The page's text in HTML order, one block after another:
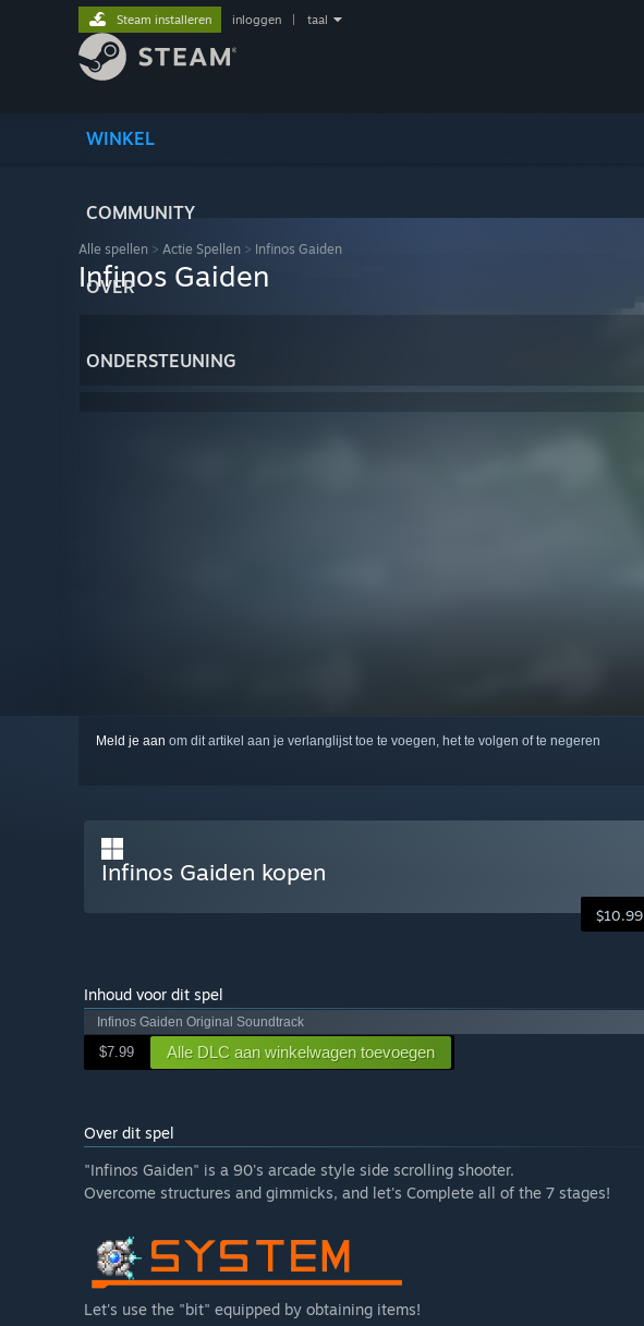
WINKEL
COMMUNITY
OVER
ONDERSTEUNING
Steam installeren inloggen taal
Alle spellen > Actie Spellen > Infinos Gaiden
Infinos Gaiden
Meld je aan om dit artikel aan je verlanglijst toe te voegen, het te volgen of te negeren
Infinos Gaiden kopen
$10.99
Inhoud voor dit spel
Infinos Gaiden Original Soundtrack
$7.99 Alle DLC aan winkelwagen toevoegen
Over dit spel
"Infinos Gaiden" is a 90's arcade style side scrolling shooter.
Overcome structures and gimmicks, and let's Complete all of the 7 stages!
Let's use the "bit" equipped by obtaining items!